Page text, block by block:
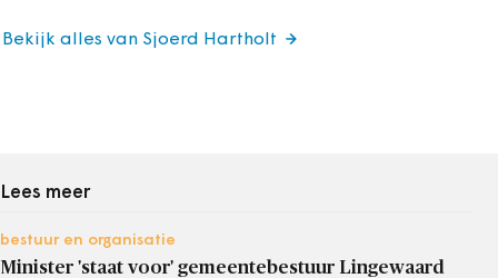
Bekijk alles van Sjoerd Hartholt
Lees meer
bestuur en organisatie
Minister 'staat voor' gemeentebestuur Lingewaard